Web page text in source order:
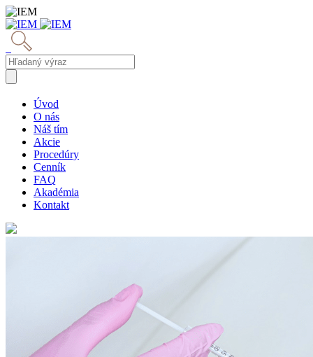
Úvod
O nás
Náš tím
Akcie
Procedúry
Cenník
FAQ
Akadémia
Kontakt